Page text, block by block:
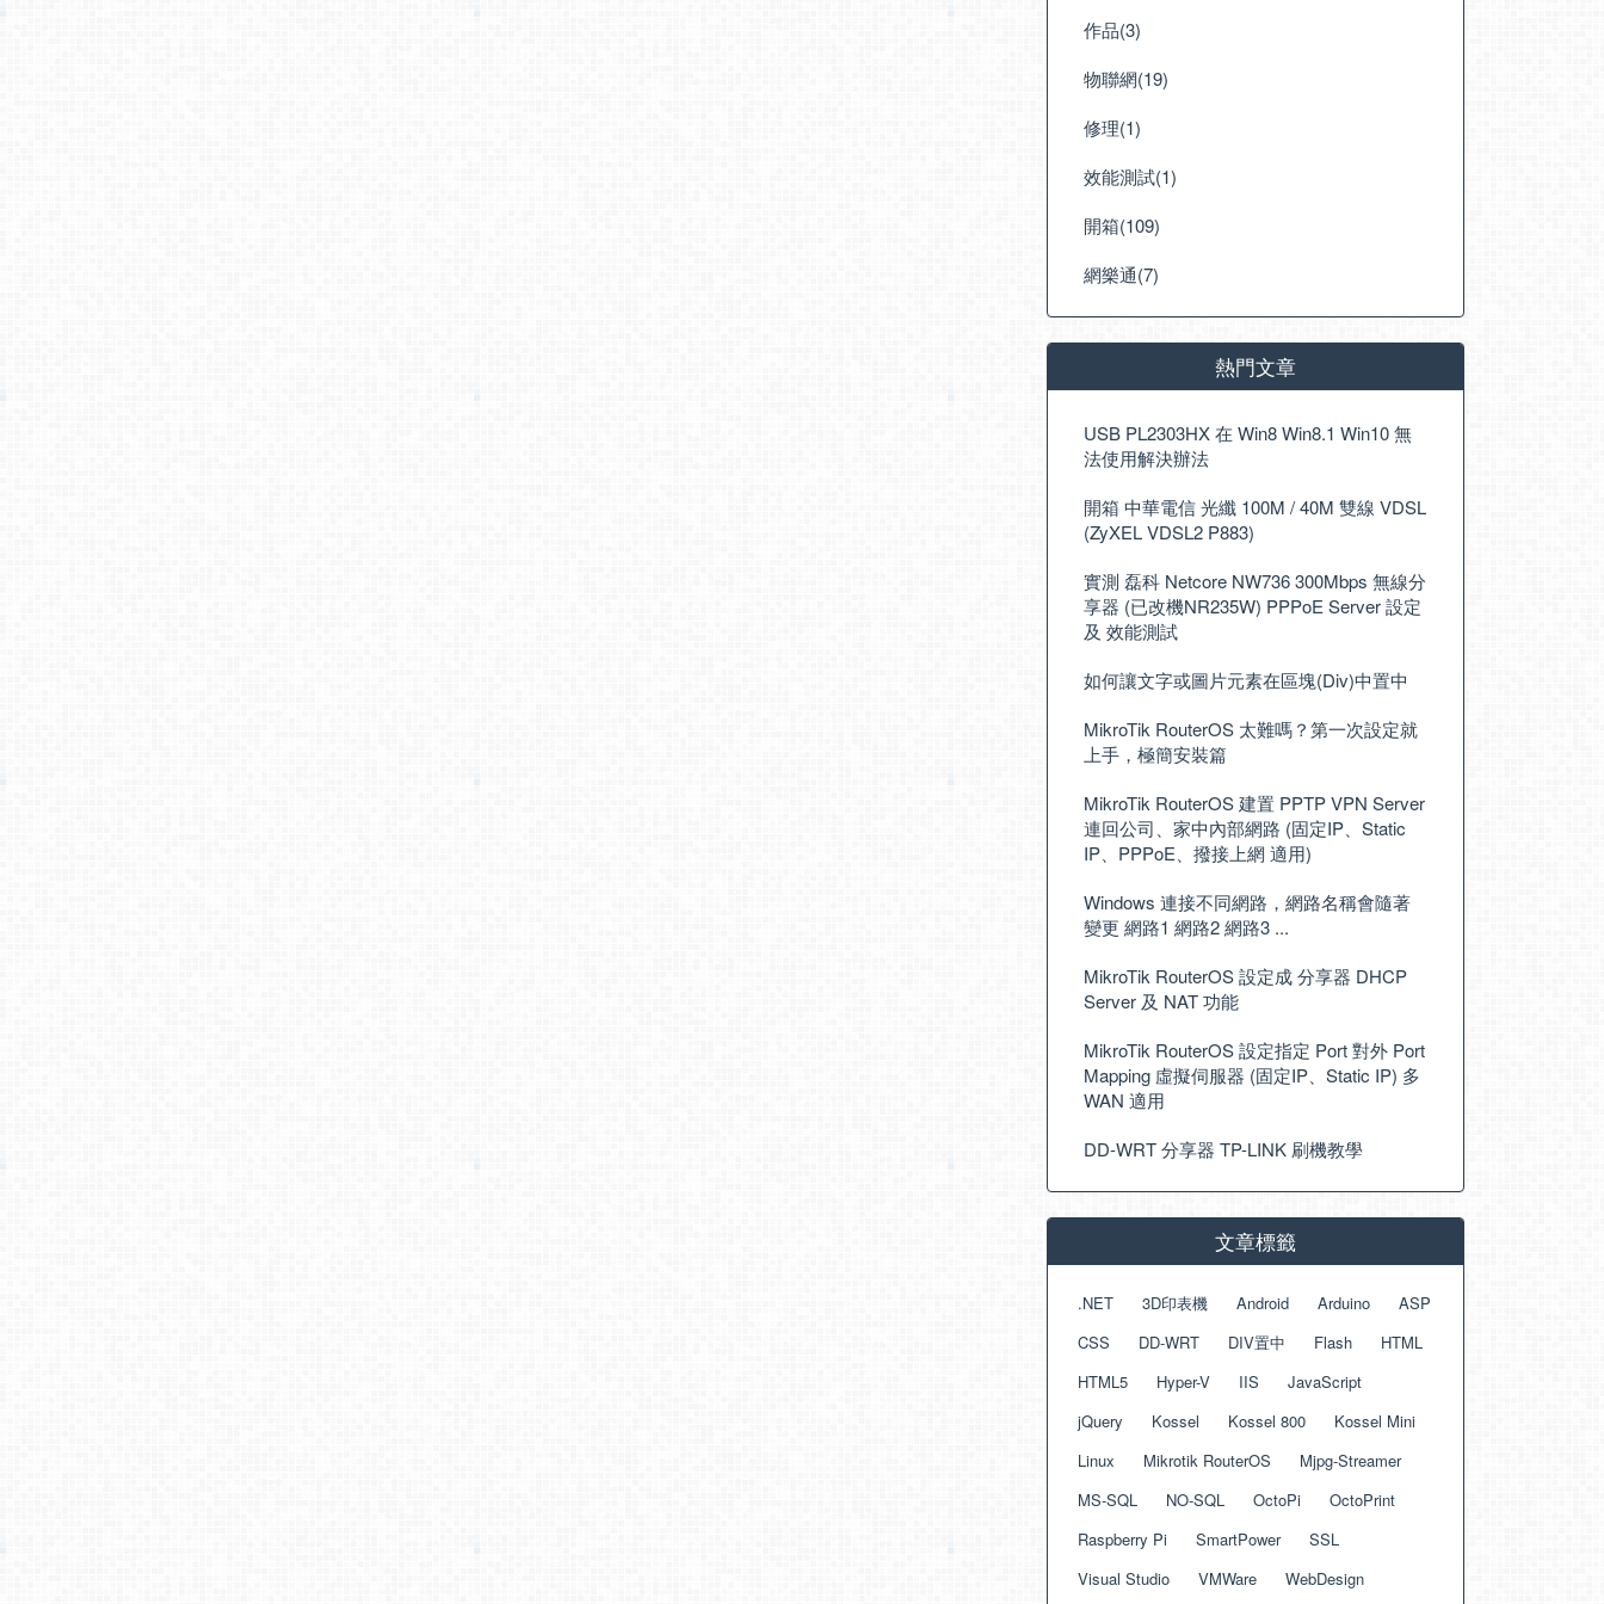
作品(3)
物聯網(19)
修理(1)
效能測試(1)
開箱(109)
網樂通(7)
熱門文章
USB PL2303HX 在 Win8 Win8.1 Win10 無
法使用解決辦法
開箱 中華電信 光纖 100M / 40M 雙線 VDSL
(ZyXEL VDSL2 P883)
實測 磊科 Netcore NW736 300Mbps 無線分
享器 (已改機NR235W) PPPoE Server 設定
及 效能測試
如何讓文字或圖片元素在區塊(Div)中置中
MikroTik RouterOS 太難嗎？第一次設定就
上手，極簡安裝篇
MikroTik RouterOS 建置 PPTP VPN Server
連回公司、家中內部網路 (固定IP、Static
IP、PPPoE、撥接上網 適用)
Windows 連接不同網路，網路名稱會隨著
變更 網路1 網路2 網路3 ...
MikroTik RouterOS 設定成 分享器 DHCP
Server 及 NAT 功能
MikroTik RouterOS 設定指定 Port 對外 Port
Mapping 虛擬伺服器 (固定IP、Static IP) 多
WAN 適用
DD-WRT 分享器 TP-LINK 刷機教學
文章標籤
.NET 3D印表機 Android Arduino
ASP
CSS
DD-WRT DIV置中 Flash
HTML
HTML5
Hyper-V IIS
JavaScript
jQuery
Kossel Kossel 800
Kossel Mini
Linux
Mikrotik RouterOS
Mjpg-Streamer
MS-SQL
NO-SQL OctoPi
OctoPrint
Raspberry Pi
SmartPower
SSL
Visual Studio
VMWare WebDesign